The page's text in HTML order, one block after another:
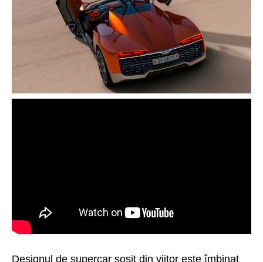
Designul de supercar sosit din viitor este îmbinat